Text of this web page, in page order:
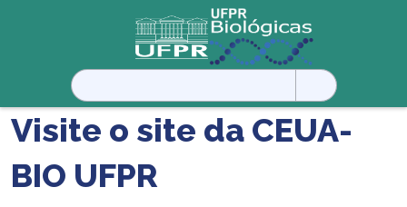
Pesquisar
por:
Visite o site da CEUA-
BIO UFPR